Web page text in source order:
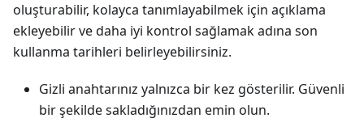
oluşturabilir, kolayca tanımlayabilmek için açıklama
ekleyebilir ve daha iyi kontrol sağlamak adına son
kullanma tarihleri belirleyebilirsiniz.
Gizli anahtarınız yalnızca bir kez gösterilir. Güvenli
bir şekilde sakladığınızdan emin olun.